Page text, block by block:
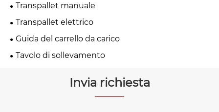
Transpallet manuale
Transpallet elettrico
Guida del carrello da carico
Tavolo di sollevamento
Invia richiesta